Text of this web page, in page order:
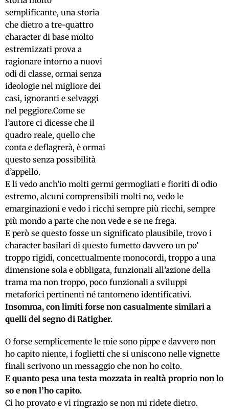
semplificante, una storia
che dietro a tre-quattro
character di base molto
estremizzati prova a
ragionare intorno a nuovi
odi di classe, ormai senza
ideologie nel migliore dei
casi, ignoranti e selvaggi
nel peggiore.Come se
l’autore ci dicesse che il
quadro reale, quello che
conta e deflagrerà, è ormai
questo senza possibilità
d’appello.
E li vedo anch’io molti germi germogliati e fioriti di odio
estremo, alcuni comprensibili molti no, vedo le
emarginazioni e vedo i ricchi sempre più ricchi, sempre
più mondo a parte che non vede e se ne frega.
E però se questo fosse un significato plausibile, trovo i
character basilari di questo fumetto davvero un po’
troppo rigidi, concettualmente monocordi, troppo a una
dimensione sola e obbligata, funzionali all’azione della
trama ma non troppo, poco funzionali a sviluppi
metaforici pertinenti né tantomeno identificativi.
Insomma, con limiti forse non casualmente similari a
quelli del segno di Ratigher.
O forse semplicemente le mie sono pippe e davvero non
ho capito niente, i foglietti che si uniscono nelle vignette
finali scrivono un messaggio che non ho colto.
E quanto pesa una testa mozzata in realtà proprio non lo
so e non l’ho capito.
Ci ho provato e vi ringrazio se non mi ridete dietro.